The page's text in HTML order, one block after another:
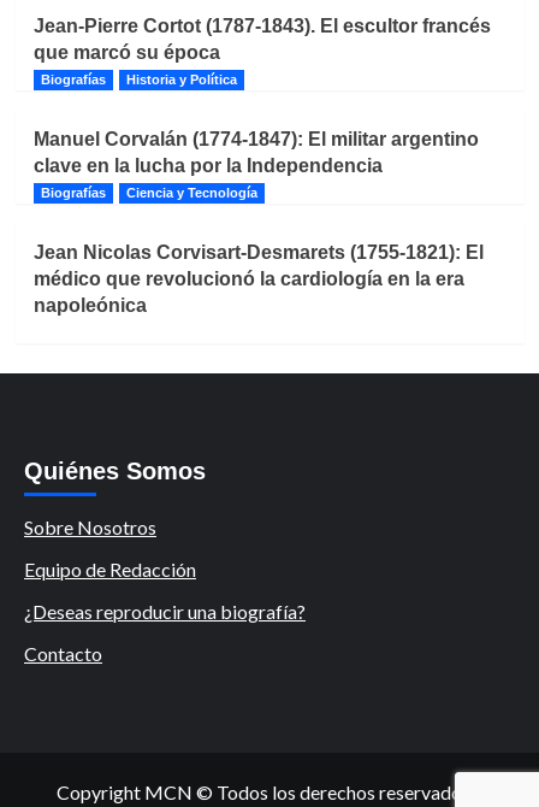
Jean-Pierre Cortot (1787-1843). El escultor francés
que marcó su época
Biografías Historia y Política
Manuel Corvalán (1774-1847): El militar argentino
clave en la lucha por la Independencia
Biografías Ciencia y Tecnología
Jean Nicolas Corvisart-Desmarets (1755-1821): El
médico que revolucionó la cardiología en la era
napoleónica
Quiénes Somos
Sobre Nosotros
Equipo de Redacción
¿Deseas reproducir una biografía?
Contacto
Copyright MCN © Todos los derechos reservados.